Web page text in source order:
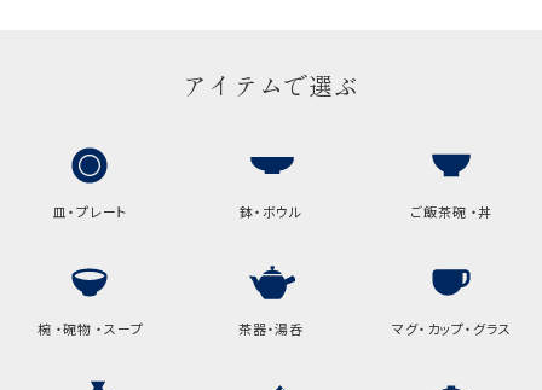
アイテムで選ぶ
皿・プレート 鉢・ボウル ご飯茶碗 ・丼
椀 ・碗物 ・スープ 茶器・湯呑 マグ・カップ・グラス